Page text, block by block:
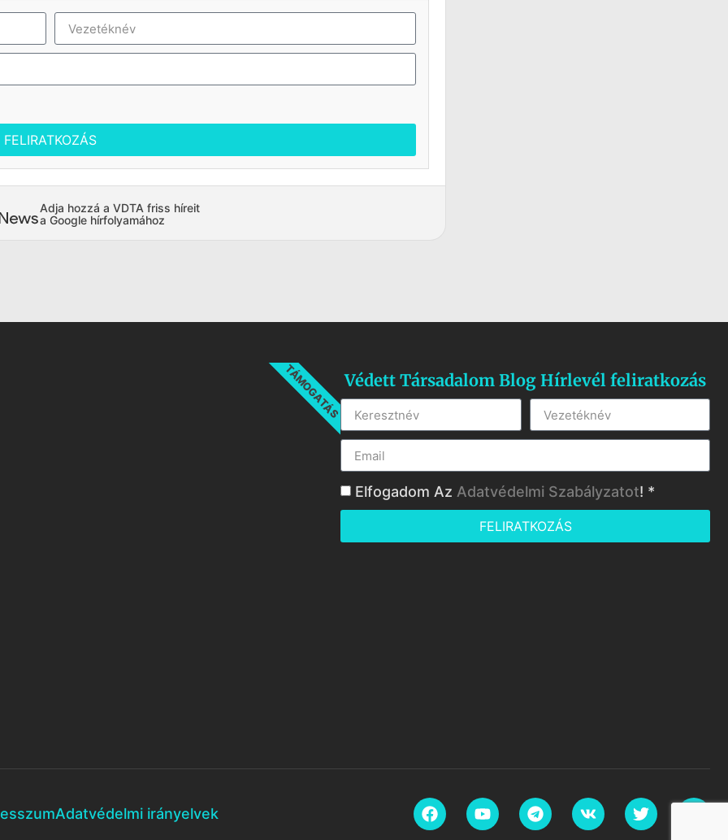
FELIRATKOZÁS
Adja hozzá a VDTA friss híreit
a Google hírfolyamához
TÁMOGATÁSVédett Társadalom Blog Hírlevél feliratkozás
Elfogadom Az Adatvédelmi Szabályzatot! *
FELIRATKOZÁS
Adatvédelmi irányelvek